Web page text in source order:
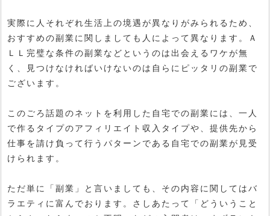
実際に人それぞれ生活上の境遇が異なりがみられるため、
おすすめの副業に関しましても人によって異なります。Ａ
ＬＬ完璧な条件の副業などというのは出会えるワケが無
く、見つけなければいけないのは自らにピッタリの副業で
ございます。
このごろ話題のネットを利用した自宅での副業には、一人
で作るタイプのアフィリエイト収入タイプや、提供先から
仕事を請け負って行うパターンである自宅での副業が見受
けられます。
ただ単に「副業」と言いましても、その内容に関してはバ
ラエティに富んでおります。さしあたって「どういうこと